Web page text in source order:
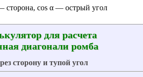
сторона, cos α — острый угол